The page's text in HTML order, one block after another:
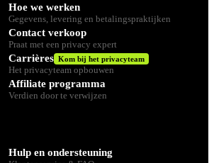
Hoe we werken
Gegevens, levering en betalingspraktijken
Contact verkoop
Praat met een privacy expert
Carrières Kom bij het privacyteam
Het privacyteam opbouwen
Affiliate programma
Verdien door te verwijzen
Hulp en ondersteuning